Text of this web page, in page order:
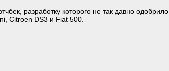
разработку которого не так давно одобрило
Citroen DS3 и Fiat 500.